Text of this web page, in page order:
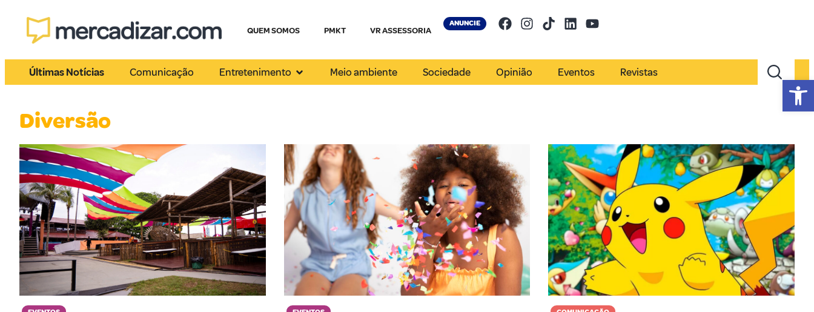
QUEM SOMOS PMKT VR ASSESSORIA
ANUNCIE
Últimas Notícias Comunicação Entretenimento Meio ambiente Sociedade Opinião Eventos Revistas
Diversão